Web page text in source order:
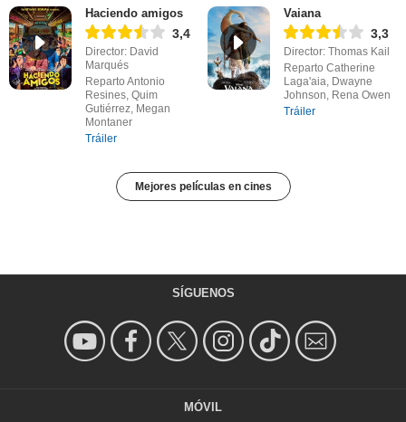
Haciendo amigos
3,4
Director: David
Marqués
Reparto Antonio
Resines, Quim
Gutiérrez, Megan
Montaner
Tráiler
Vaiana
3,3
Director: Thomas Kail
Reparto Catherine
Laga'aia, Dwayne
Johnson, Rena Owen
Tráiler
Mejores películas en cines
SÍGUENOS
MÓVIL